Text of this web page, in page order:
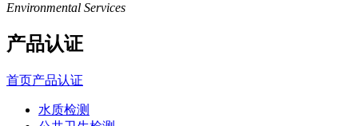
Environmental Services
产品认证
首页产品认证
水质检测